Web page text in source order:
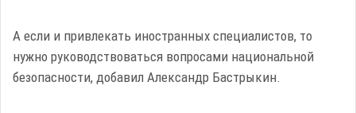
А если и привлекать иностранных специалистов, то
нужно руководствоваться вопросами национальной
безопасности, добавил Александр Бастрыкин.